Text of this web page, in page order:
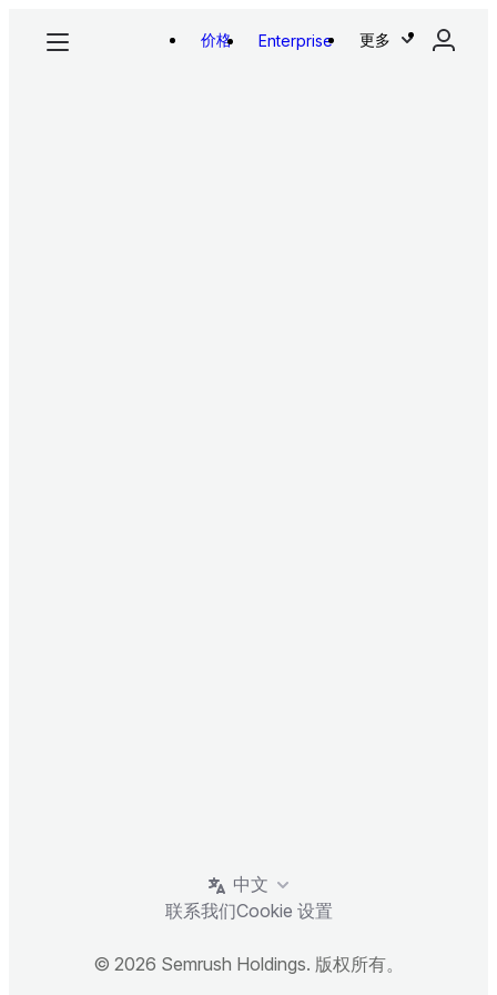
价格 Enterprise 更多
中文
联系我们Cookie 设置
© 2026 Semrush Holdings. 版权所有。